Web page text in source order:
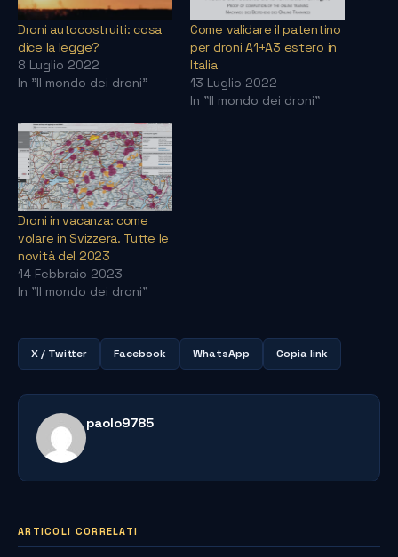
Droni autocostruiti: cosa
dice la legge?
8 Luglio 2022
In "Il mondo dei droni"
Come validare il patentino
per droni A1+A3 estero in
Italia
13 Luglio 2022
In "Il mondo dei droni"
Droni in vacanza: come
volare in Svizzera. Tutte le
novità del 2023
14 Febbraio 2023
In "Il mondo dei droni"
X / Twitter Facebook WhatsApp Copia link
paolo9785
ARTICOLI CORRELATI